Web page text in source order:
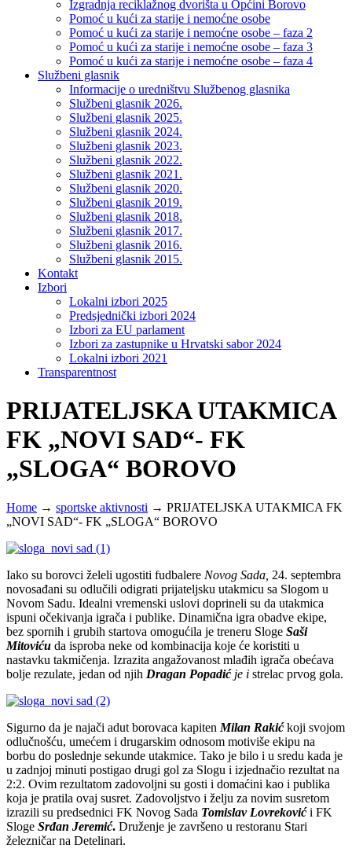
Izgradnja reciklažnog dvorišta u Općini Borovo
Pomoć u kući za starije i nemoćne osobe
Pomoć u kući za starije i nemoćne osobe – faza 2
Pomoć u kući za starije i nemoćne osobe – faza 3
Pomoć u kući za starije i nemoćne osobe – faza 4
Službeni glasnik
Informacije o uredništvu Službenog glasnika
Službeni glasnik 2026.
Službeni glasnik 2025.
Službeni glasnik 2024.
Službeni glasnik 2023.
Službeni glasnik 2022.
Službeni glasnik 2021.
Službeni glasnik 2020.
Službeni glasnik 2019.
Službeni glasnik 2018.
Službeni glasnik 2017.
Službeni glasnik 2016.
Službeni glasnik 2015.
Kontakt
Izbori
Lokalni izbori 2025
Predsjednički izbori 2024
Izbori za EU parlament
Izbori za zastupnike u Hrvatski sabor 2024
Lokalni izbori 2021
Transparentnost
PRIJATELJSKA UTAKMICA
FK „NOVI SAD“- FK
„SLOGA“ BOROVO
Home → sportske aktivnosti → PRIJATELJSKA UTAKMICA FK
„NOVI SAD“- FK „SLOGA“ BOROVO
Iako su borovci želeli ugostiti fudbalere Novog Sada, 24. septembra
novosađani su odlučili odigrati prijateljsku utakmicu sa Slogom u
Novom Sadu. Idealni vremenski uslovi doprineli su da utakmica
ispuni očekivanja igrača i publike. Dinamična igra obadve ekipe,
bez spornih i grubih startova omogućila je treneru Sloge Saši
Mitoviću da isproba neke od kombinacija koje će koristiti u
nastavku takmičenja. Izrazita angažovanost mlađih igrača obećava
bolje rezulate, jedan od njih Dragan Popadić je i strelac prvog gola.
Sigurno da je najači adut borovaca kapiten Milan Rakićkoji svojom
odlučnošću, umećem i drugarskim odnosom motiviše ekipu na
borbu do poslednje sekunde utakmice. Tako je bilo i u sredu kada je
u zadnjoj minuti postigao drugi gol za Slogu i izjednačio rezultat na
2:2. Ovim rezultatom zadovoljni su gosti i domaćini kao i publika
koja je pratila ovaj susret. Zadovoljstvo i želju za novim susretom
izrazili su predsednici FK Novog Sada Tomislav Lovrekovići FK
Sloge Srđan Jeremić. Druženje je završeno u restoranu Stari
železničar na Detelinari.